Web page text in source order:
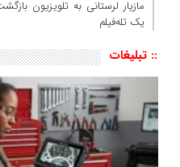
مازیار لرستانی به تلویزیون
یک تله‌فیلم
:: تبلیغات